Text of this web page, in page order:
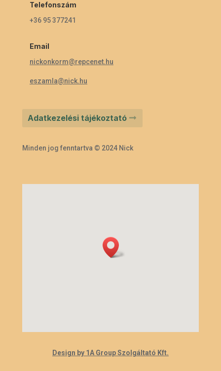
Telefonszám
+36 95 377241
Email
nickonkorm@repcenet.hu
eszamla@nick.hu
Adatkezelési tájékoztató
Minden jog fenntartva © 2024 Nick
Design by 1A Group Szolgáltató Kft.